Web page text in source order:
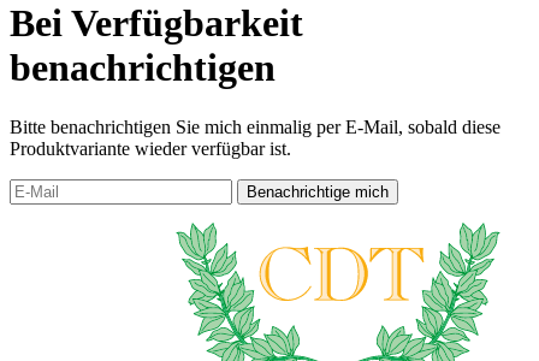
Bei Verfügbarkeit
benachrichtigen
Bitte benachrichtigen Sie mich einmalig per E-Mail, sobald diese
Produktvariante wieder verfügbar ist.